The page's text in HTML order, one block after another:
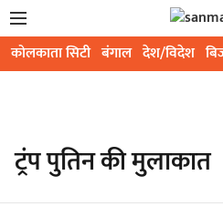
कोलकाता सिटी बंगाल देश/विदेश
ट्रंप पुतिन की मुलाकात